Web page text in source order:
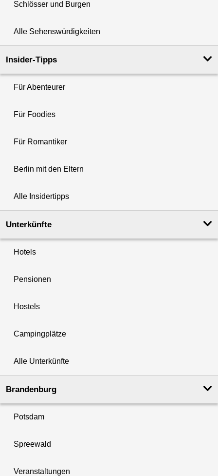
Schlösser und Burgen
Alle Sehenswürdigkeiten
Insider-Tipps
Für Abenteurer
Für Foodies
Für Romantiker
Berlin mit den Eltern
Alle Insidertipps
Unterkünfte
Hotels
Pensionen
Hostels
Campingplätze
Alle Unterkünfte
Brandenburg
Potsdam
Spreewald
Veranstaltungen